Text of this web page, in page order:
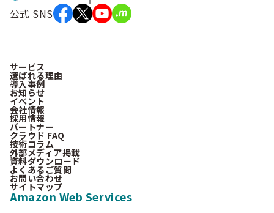
公式 SNS
サービス
選ばれる理由
導入事例
お知らせ
イベント
会社情報
採用情報
パートナー
クラウド FAQ
技術コラム
外部メディア掲載
資料ダウンロード
よくあるご質問
お問い合わせ
サイトマップ
Amazon Web Services